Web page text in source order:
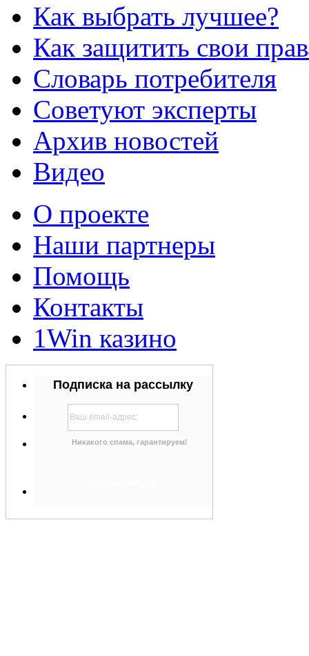
Как выбрать лучшее?
Как защитить свои
Словарь потребителя
Советуют эксперты
Архив новостей
Видео
О проекте
Наши партнеры
Помощь
Контакты
1Win казино
Подписка на рассылку
Никакого спама, гарантируем!